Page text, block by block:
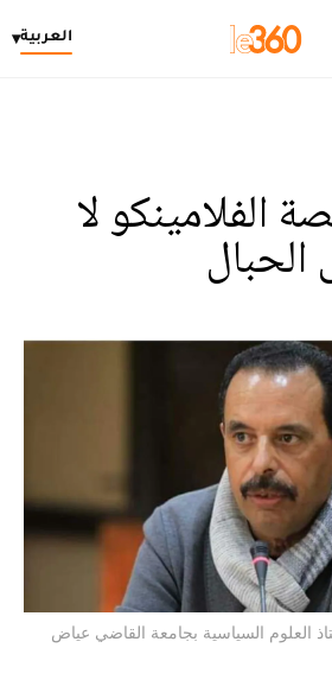
العربية▾
الفلامينكو لا
العلوم السياسية بجامعة القاضي عياض